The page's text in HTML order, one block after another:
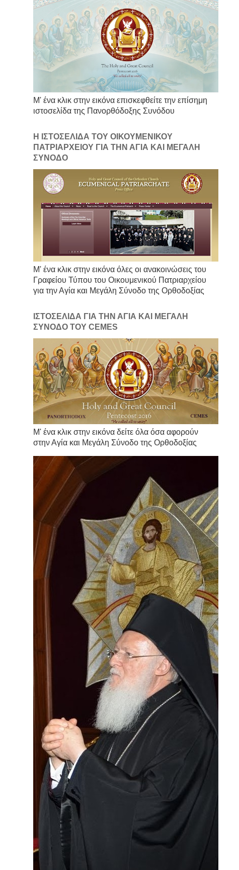
Μ' ένα κλικ στην εικόνα επισκεφθείτε την επίσημη
ιστοσελίδα της Πανορθόδοξης Συνόδου
Η ΙΣΤΟΣΕΛΙΔΑ ΤΟΥ ΟΙΚΟΥΜΕΝΙΚΟΥ
ΠΑΤΡΙΑΡΧΕΙΟΥ ΓΙΑ ΤΗΝ ΑΓΙΑ ΚΑΙ ΜΕΓΑΛΗ
ΣΥΝΟΔΟ
Μ' ένα κλικ στην εικόνα όλες οι ανακοινώσεις του
Γραφείου Τύπου του Οικουμενικού Πατριαρχείου
για την Αγία και Μεγάλη Σύνοδο της Ορθοδοξίας
ΙΣΤΟΣΕΛΙΔΑ ΓΙΑ ΤΗΝ ΑΓΙΑ ΚΑΙ ΜΕΓΑΛΗ
ΣΥΝΟΔΟ ΤΟΥ CEMES
Μ' ένα κλικ στην εικόνα δείτε όλα όσα αφορούν
στην Αγία και Μεγάλη Σύνοδο της Ορθοδοξίας